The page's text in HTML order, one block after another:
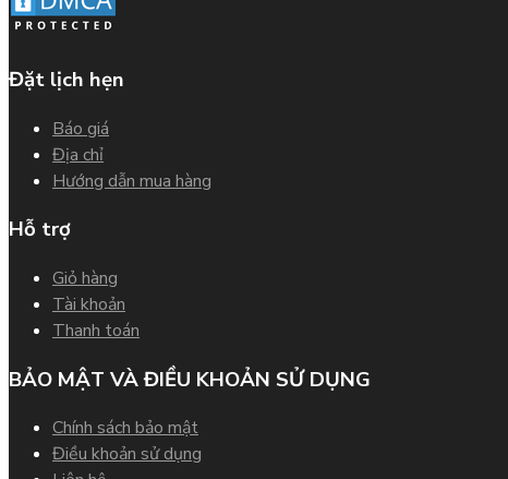
Đặt lịch hẹn
Báo giá
Địa chỉ
Hướng dẫn mua hàng
Hỗ trợ
Giỏ hàng
Tài khoản
Thanh toán
BẢO MẬT VÀ ĐIỀU KHOẢN SỬ DỤNG
Chính sách bảo mật
Điều khoản sử dụng